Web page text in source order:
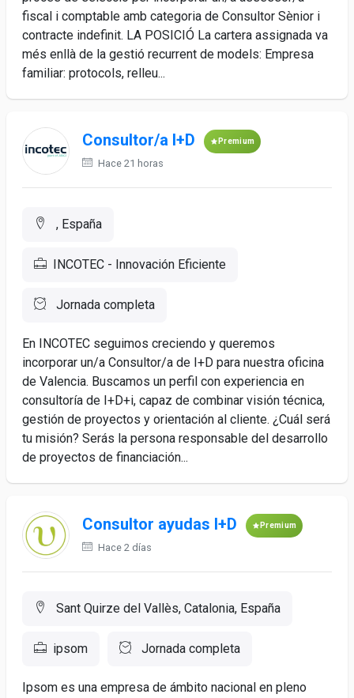
fiscal i comptable amb categoria de Consultor Sènior i
contracte indefinit. LA POSICIÓ La cartera assignada va
més enllà de la gestió recurrent de models: Empresa
familiar: protocols, relleu...
Consultor/a I+D Premium
Hace 21 horas
, España
INCOTEC - Innovación Eficiente
Jornada completa
En INCOTEC seguimos creciendo y queremos
incorporar un/a Consultor/a de I+D para nuestra oficina
de Valencia. Buscamos un perfil con experiencia en
consultoría de I+D+i, capaz de combinar visión técnica,
gestión de proyectos y orientación al cliente. ¿Cuál será
tu misión? Serás la persona responsable del desarrollo
de proyectos de financiación...
Consultor ayudas I+D Premium
Hace 2 días
Sant Quirze del Vallès, Catalonia, España
ipsom Jornada completa
Ipsom es una empresa de ámbito nacional en pleno